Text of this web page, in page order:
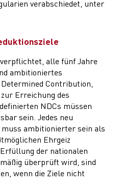
verabschiedet, unter
alle fünf Jahre
ambitioniertes
Contribution,
Erreichung des
NDCs müssen
sein. Jedes neu
ambitionierter sein als
Ehrgeiz
der nationalen
überprüft wird, sind
wenn die Ziele nicht